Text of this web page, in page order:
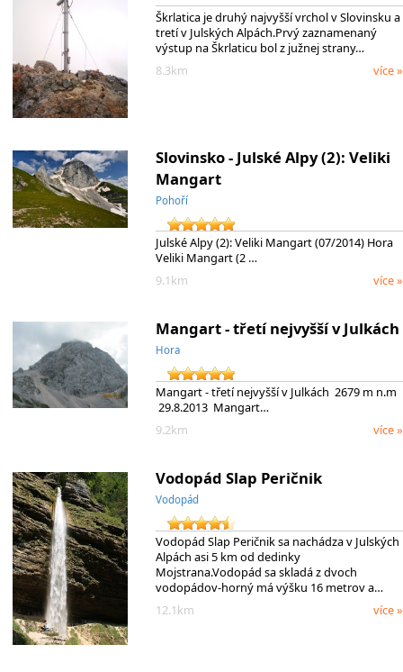
Škrlatica je druhý najvyšší vrchol v Slovinsku a
tretí v Julských Alpách.Prvý zaznamenaný
výstup na Škrlaticu bol z južnej strany…
8.3km
více »
Slovinsko - Julské Alpy (2): Veliki
Mangart
Pohoří
Julské Alpy (2): Veliki Mangart (07/2014) Hora
Veliki Mangart (2 …
9.1km
více »
Mangart - třetí nejvyšší v Julkách
Hora
Mangart - třetí nejvyšší v Julkách 2679 m n.m
29.8.2013 Mangart…
9.2km
více »
Vodopád Slap Peričnik
Vodopád
Vodopád Slap Peričnik sa nachádza v Julských
Alpách asi 5 km od dedinky
Mojstrana.Vodopád sa skladá z dvoch
vodopádov-horný má výšku 16 metrov a…
12.1km
více »